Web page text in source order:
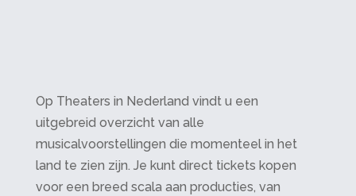
Op Theaters in Nederland vindt u een
uitgebreid overzicht van alle
musicalvoorstellingen die momenteel in het
land te zien zijn. Je kunt direct tickets kopen
voor een breed scala aan producties, van